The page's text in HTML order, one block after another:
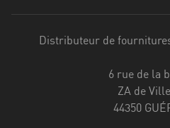
Distributeur de
6 rue de la
ZA de
44350